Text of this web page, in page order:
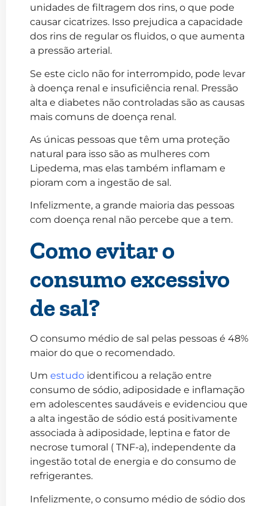
unidades de filtragem dos rins, o que pode
causar cicatrizes. Isso prejudica a capacidade
dos rins de regular os fluidos, o que aumenta
a pressão arterial.
Se este ciclo não for interrompido, pode levar
à doença renal e insuficiência renal. Pressão
alta e diabetes não controladas são as causas
mais comuns de doença renal.
As únicas pessoas que têm uma proteção
natural para isso são as mulheres com
Lipedema, mas elas também inflamam e
pioram com a ingestão de sal.
Infelizmente, a grande maioria das pessoas
com doença renal não percebe que a tem.
Como evitar o
consumo excessivo
de sal?
O consumo médio de sal pelas pessoas é 48%
maior do que o recomendado.
Um estudo identificou a relação entre
consumo de sódio, adiposidade e inflamação
em adolescentes saudáveis e evidenciou que
a alta ingestão de sódio está positivamente
associada à adiposidade, leptina e fator de
necrose tumoral ( TNF-a), independente da
ingestão total de energia e do consumo de
refrigerantes.
Infelizmente, o consumo médio de sódio dos